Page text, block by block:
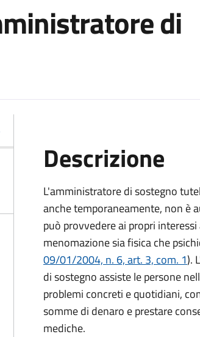
di
Descrizione
L'amministratore di sostegno
anche temporaneamente, non è
può provvedere ai propri
menomazione sia fisica che
09/01/2004, n. 6, art. 3, com. 1).
di sostegno assiste le persone
problemi concreti e quotidiani,
somme di denaro e prestare
mediche.